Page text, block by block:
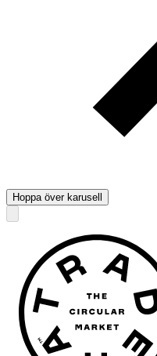
Hoppa över karusell